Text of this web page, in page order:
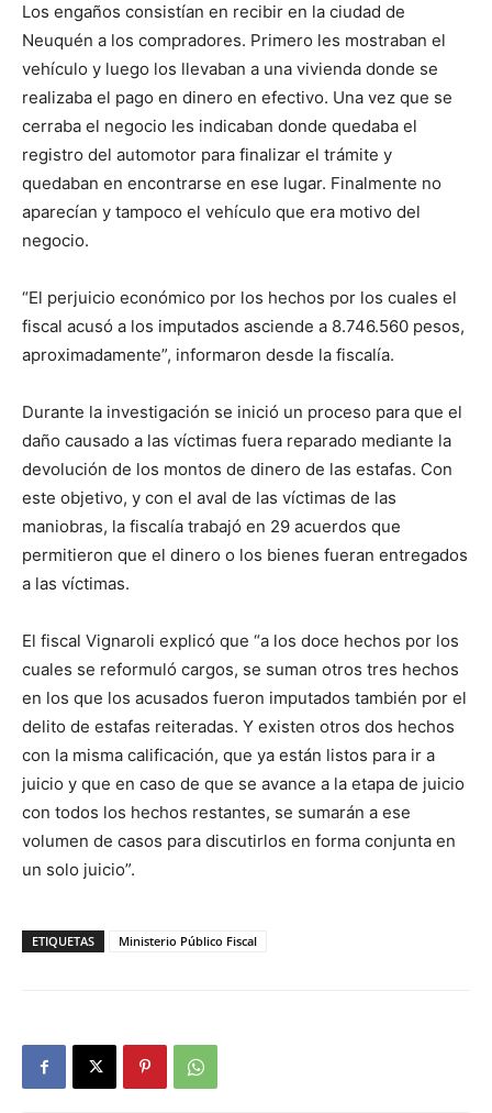
Los engaños consistían en recibir en la ciudad de
Neuquén a los compradores. Primero les mostraban el
vehículo y luego los llevaban a una vivienda donde se
realizaba el pago en dinero en efectivo. Una vez que se
cerraba el negocio les indicaban donde quedaba el
registro del automotor para finalizar el trámite y
quedaban en encontrarse en ese lugar. Finalmente no
aparecían y tampoco el vehículo que era motivo del
negocio.
“El perjuicio económico por los hechos por los cuales el
fiscal acusó a los imputados asciende a 8.746.560 pesos,
aproximadamente”, informaron desde la fiscalía.
Durante la investigación se inició un proceso para que el
daño causado a las víctimas fuera reparado mediante la
devolución de los montos de dinero de las estafas. Con
este objetivo, y con el aval de las víctimas de las
maniobras, la fiscalía trabajó en 29 acuerdos que
permitieron que el dinero o los bienes fueran entregados
a las víctimas.
El fiscal Vignaroli explicó que “a los doce hechos por los
cuales se reformuló cargos, se suman otros tres hechos
en los que los acusados fueron imputados también por el
delito de estafas reiteradas. Y existen otros dos hechos
con la misma calificación, que ya están listos para ir a
juicio y que en caso de que se avance a la etapa de juicio
con todos los hechos restantes, se sumarán a ese
volumen de casos para discutirlos en forma conjunta en
un solo juicio”.
ETIQUETAS Ministerio Público Fiscal